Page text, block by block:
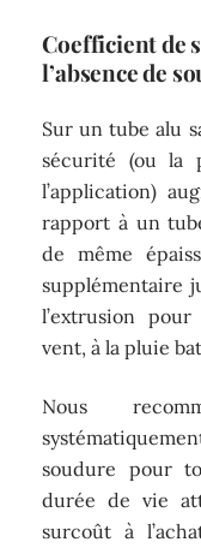
Coefficient de
l’absence de
Sur un tube alu
sécurité (ou la
l’application)
rapport à un
de même
supplémentaire
l’extrusion
vent, à la pluie
Nous
soudure pour
durée de vie
surcoût à